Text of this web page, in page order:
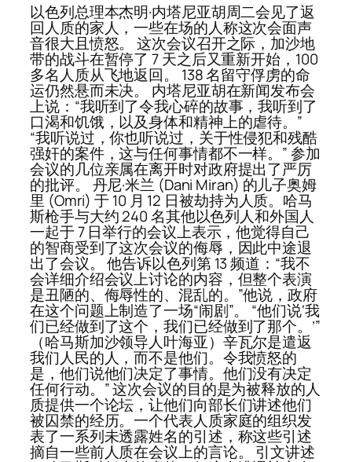
以色列总理本杰明·内塔尼亚胡周二会见了返
回人质的家人，一些在场的人称这次会面声
音很大且愤怒。 这次会议召开之际，加沙地
带的战斗在暂停了 7 天之后又重新开始，100
多名人质从飞地返回。 138 名留守俘虏的命
运仍然悬而未决。 内塔尼亚胡在新闻发布会
上说：“我听到了令我心碎的故事，我听到了
口渴和饥饿，以及身体和精神上的虐待。”
“我听说过，你也听说过，关于性侵犯和残酷
强奸的案件，这与任何事情都不一样。” 参加
会议的几位亲属在离开时对政府提出了严厉
的批评。 丹尼·米兰 (Dani Miran) 的儿子奥姆
里 (Omri) 于 10 月 12 日被劫持为人质。哈马
斯枪手与大约 240 名其他以色列人和外国人
一起于 7 日举行的会议上表示，他觉得自己
的智商受到了这次会议的侮辱，因此中途退
出了会议。 他告诉以色列第 13 频道：“我不
会详细介绍会议上讨论的内容，但整个表演
是丑陋的、侮辱性的、混乱的。”他说，政府
在这个问题上制造了一场“闹剧”。 “他们说‘我
们已经做到了这个，我们已经做到了那个。’”
（哈马斯加沙领导人叶海亚）辛瓦尔是遣返
我们人民的人，而不是他们。令我愤怒的
是，他们说他们决定了事情。他们没有决定
任何行动。” 这次会议的目的是为被释放的人
质提供一个论坛，让他们向部长们讲述他们
被囚禁的经历。一个代表人质家庭的组织发
表了一系列未透露姓名的引述，称这些引述
摘自一些前人质在会议上的言论。 引文讲述